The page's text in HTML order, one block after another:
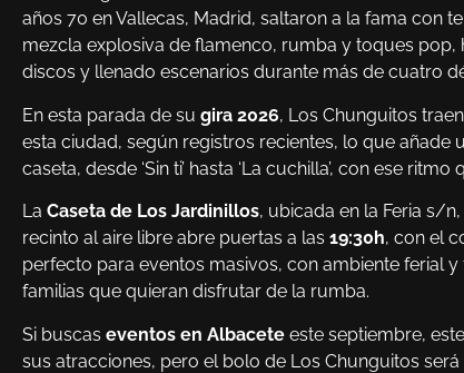
años 70 en Vallecas, Madrid, saltaron a la fama con
mezcla explosiva de flamenco, rumba y toques
discos y llenado escenarios durante más de cuatro
En esta parada de su gira 2026, Los Chunguitos
esta ciudad, según registros recientes, lo que
caseta, desde ‘Sin ti’ hasta ‘La cuchilla’, con ese
La Caseta de Los Jardinillos, ubicada en la Feria s/
recinto al aire libre abre puertas a las 19:30h, con el
perfecto para eventos masivos, con ambiente ferial
familias que quieran disfrutar de la rumba.
Si buscas eventos en Albacete este septiembre,
sus atracciones, pero el bolo de Los Chunguitos